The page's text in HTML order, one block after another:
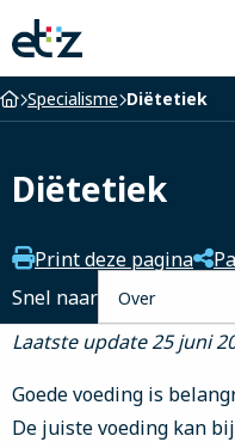
Elisabeth-
TweeSteden
Ziekenhuis
Home
Specialisme Diëtetiek
Diëtetiek
Print deze pagina
Snel naar
tabblad
Laatste update 25 juni
Goede voeding is
De juiste voeding kan